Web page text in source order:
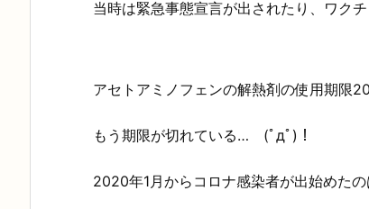
当時は緊急事態宣言が出されたり、ワク
アセトアミノフェンの解熱剤の使用期限
もう期限が切れている… (ﾟдﾟ)！
2020年1月からコロナ感染者が出始めた